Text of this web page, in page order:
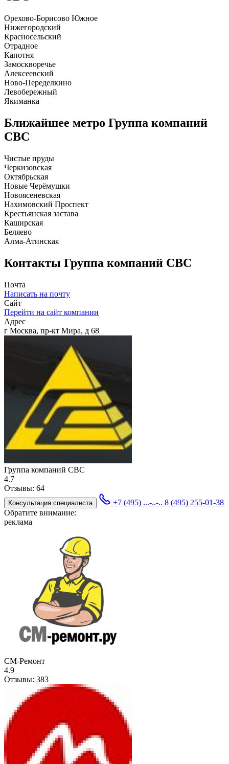
Орехово-Борисово Южное
Нижегородский
Красносельский
Отрадное
Капотня
Замоскворечье
Алексеевский
Ново-Переделкино
Левобережный
Якиманка
Ближайшее метро Группа компаний
СBC
Чистые пруды
Черкизовская
Октябрьская
Новые Черёмушки
Новоясеневская
Нахимовский Проспект
Крестьянская застава
Каширская
Беляево
Алма-Атинская
Контакты Группа компаний СBC
Почта
Написать на почту
Сайт
Перейти на сайт компании
Адрес
г Москва, пр-кт Мира, д 68
Группа компаний СBC
4.7
Отзывы: 64
Консультация специалиста +7 (495) ...-..-.. 8 (495) 255-01-38
Обратите внимание:
реклама
СМ-Ремонт
4.9
Отзывы: 383